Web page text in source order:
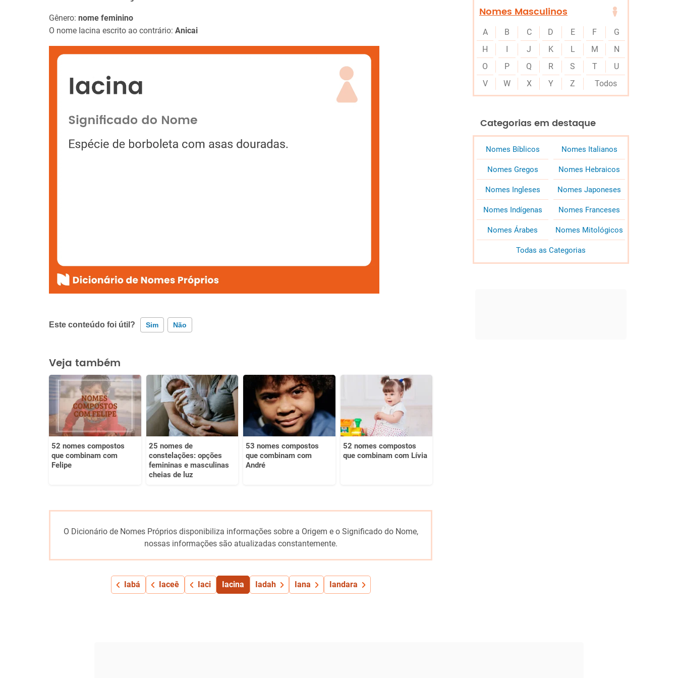
Gênero: nome feminino
O nome Iacina escrito ao contrário: Anicai
Este conteúdo foi útil? Sim Não
Este conteúdo contém informação incorreta
Este conteúdo não tem a informação que procuro
Outro
Veja também
52 nomes compostos
que combinam com
Felipe
25 nomes de
constelações: opções
femininas e masculinas
cheias de luz
53 nomes compostos
que combinam com
André
52 nomes compostos
que combinam com Lívia
O Dicionário de Nomes Próprios disponibiliza informações sobre a Origem e o Significado do Nome,
nossas informações são atualizadas constantemente.
Iabá Iaceê Iaci Iacina Iadah Iana Iandara
Nomes Masculinos
A B C D E F
G
H
I J K L M
N
O
P Q R S T
U
V
W X Y Z Todos
Categorias em destaque
Nomes Bíblicos Nomes Italianos
Nomes Gregos Nomes Hebraicos
Nomes Ingleses Nomes Japoneses
Nomes Indígenas Nomes Franceses
Nomes Árabes Nomes Mitológicos
Todas as Categorias